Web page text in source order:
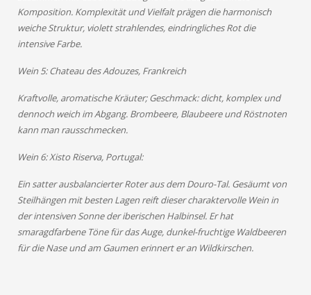
Komposition. Komplexität und Vielfalt prägen die harmonisch
weiche Struktur, violett strahlendes, eindringliches Rot die
intensive Farbe.
Wein 5: Chateau des Adouzes, Frankreich
Kraftvolle, aromatische Kräuter; Geschmack: dicht, komplex und
dennoch weich im Abgang. Brombeere, Blaubeere und Röstnoten
kann man rausschmecken.
Wein 6: Xisto Riserva, Portugal:
Ein satter ausbalancierter Roter aus dem Douro-Tal. Gesäumt von
Steilhängen mit besten Lagen reift dieser charaktervolle Wein in
der intensiven Sonne der iberischen Halbinsel. Er hat
smaragdfarbene Töne für das Auge, dunkel-fruchtige Waldbeeren
für die Nase und am Gaumen erinnert er an Wildkirschen.